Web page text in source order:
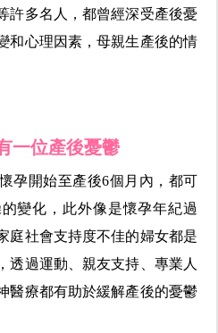
許多名人，都曾經深受產後憂
和心理因素，母親生產後的情
一位產後憂鬱
孕開始至產後6個月內，都可
變化，此外像是懷孕年紀過
庭社會支持度不佳的婦女都是
透過運動、親友支持、專業人
醫療都有助於緩解產後的憂鬱